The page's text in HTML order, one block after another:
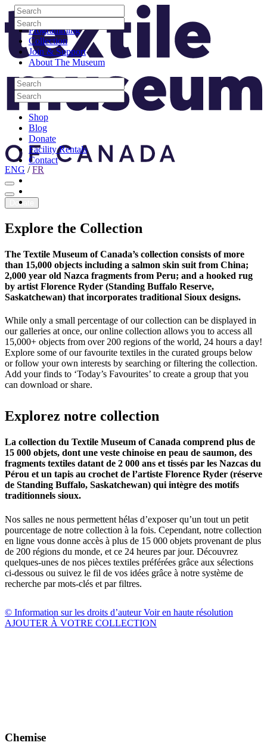
Skip to content
Visit
Programming
Collection
Join & Support
About The Museum
Search
Search
Search
Search
Shop
Blog
Donate
Facility Rentals
Contact
Youtube
Search
Search
Search
Search
Site Logo
ENG /FR
Donate
Explore the Collection
The Textile Museum of Canada’s collection consists of more
than 15,000 objects including a salmon skin suit from China;
2,000 year old Nazca fragments from Peru; and a hooked rug
by artist Florence Ryder (Standing Buffalo Reserve,
Saskatchewan) that incorporates traditional Sioux designs.
While only a small percentage of our collection can be displayed in
our galleries at once, our online collection allows you to access all
15,000+ objects from over 200 regions of the world, 24 hours a day!
Explore some of our favourite textiles in the curated groups below
or follow your own interests by searching or filtering the collection.
Add your finds to ‘Today’s Favourites’ to create a group that you
can download or share.
Explorez notre collection
La collection du Textile Museum of Canada comprend plus de
15 000 objets, dont une veste chinoise en peau de saumon, des
fragments textiles datant de 2 000 ans et tissés par les Nazcas du
Pérou et un tapis au crochet de l’artiste Florence Ryder (réserve
de Standing Buffalo, Saskatchewan) qui intègre des motifs
traditionnels sioux.
Nos salles ne nous permettent hélas d’exposer qu’un tout un petit
pourcentage de notre collection à la fois. Cependant, notre collection
en ligne vous donne accès à plus de 15 000 objets provenant de plus
de 200 régions du monde, et ce 24 heures par jour. Découvrez
quelques-unes de nos pièces textiles préférées grâce aux sélections
ci-dessous ou suivez le fil de vos idées grâce à notre système de
recherche par mots-clés et par filtres.
© Information sur les droits d’auteurVoir en haute résolution
AJOUTER À VOTRE COLLECTION
Chemise